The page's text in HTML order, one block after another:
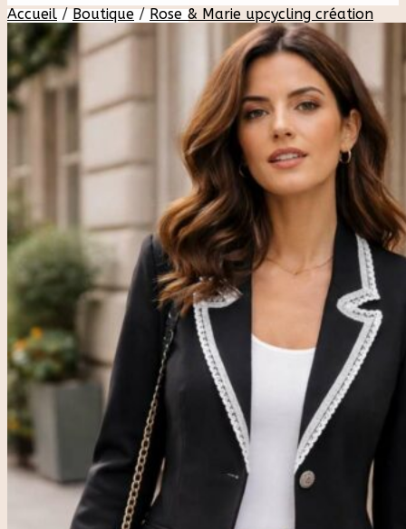
Recherche
Accueil
Rose & Marie
LIVE
Recherche
pour :
Se connecter
Votre panier est vide.
0
Votre panier est vide.
Accueil / Boutique / Rose & Marie upcycling création